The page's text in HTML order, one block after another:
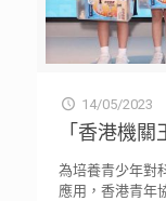
14/05/2023
「香港機
為培養青少年對
應用，香港青年